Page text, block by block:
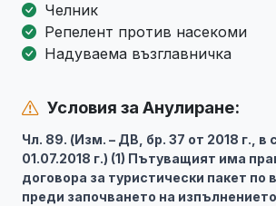
Челник
Репелент против насекоми
Надуваема възглавничка
Условия за Анулиране:
Чл. 89. (Изм. – ДВ, бр. 37 от 2018 г., в
01.07.2018 г.) (1) Пътуващият има
договора за туристически пакет по
преди започването на